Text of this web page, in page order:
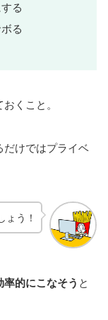
る
る
くこと。
だけではプライベ
ょう！
率的にこなそう と